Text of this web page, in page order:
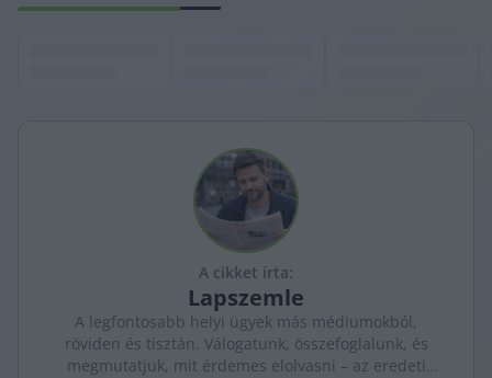
A cikket írta:
Lapszemle
A legfontosabb helyi ügyek más médiumokból,
röviden és tisztán. Válogatunk, összefoglalunk, és
megmutatjuk, mit érdemes elolvasni – az eredeti